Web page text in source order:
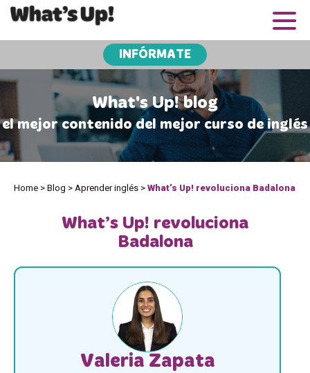
INFÓRMATE
What's Up! blog
el mejor contenido del mejor curso de inglés
Home > Blog > Aprender inglés > What’s Up! revoluciona Badalona
What’s Up! revoluciona
Badalona
Valeria Zapata